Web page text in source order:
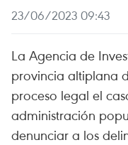
23/06/2023 09:43
La Agencia de
provincia altiplana
proceso legal el
administración
denunciar a los